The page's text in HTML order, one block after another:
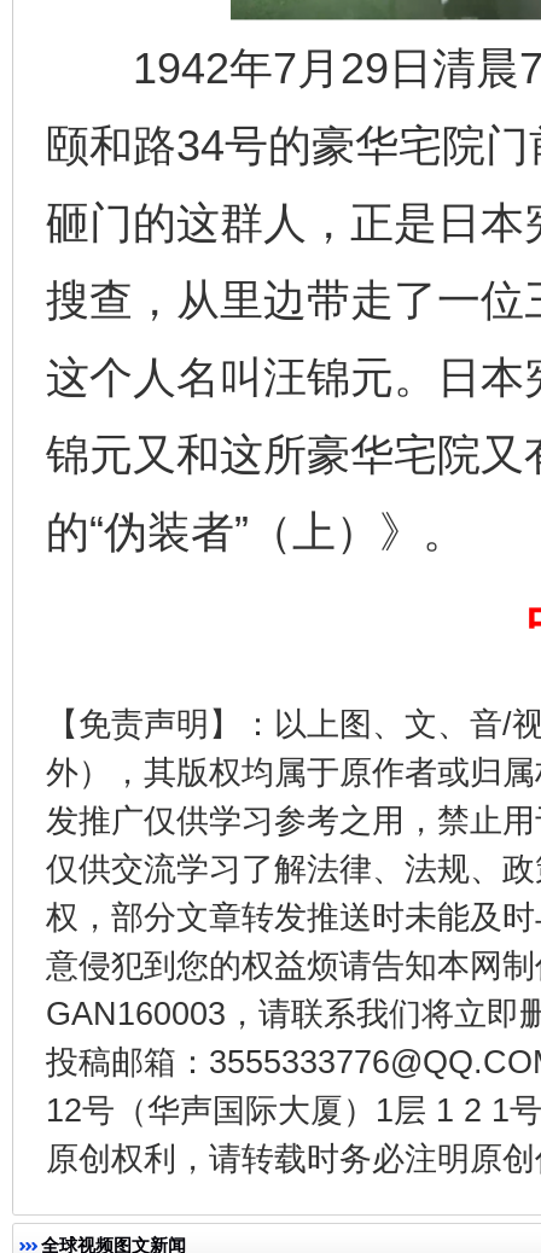
1942年7月29日清晨7
颐和路34号的豪华宅院
砸门的这群人，正是日
搜查，从里边带走了一
这个人名叫汪锦元。日
锦元又和这所豪华宅院
的“伪装者”（上）》。
【免责声明】：以上图、文、音/
外），其版权均属于原作者或归
发推广仅供学习参考之用，禁止
仅供交流学习了解法律、法规、
权，部分文章转发推送时未能及
意侵犯到您的权益烦请告知本网
GAN160003，请联系我们将立即
投稿邮箱：
12号（华声国际大厦）1层 1 2 1
原创权利，请转载时务必注明原
全球视频图文新闻
东山县通报“牛蛙产品抗生素超标问题” 法
千年窑火 生生不息 一